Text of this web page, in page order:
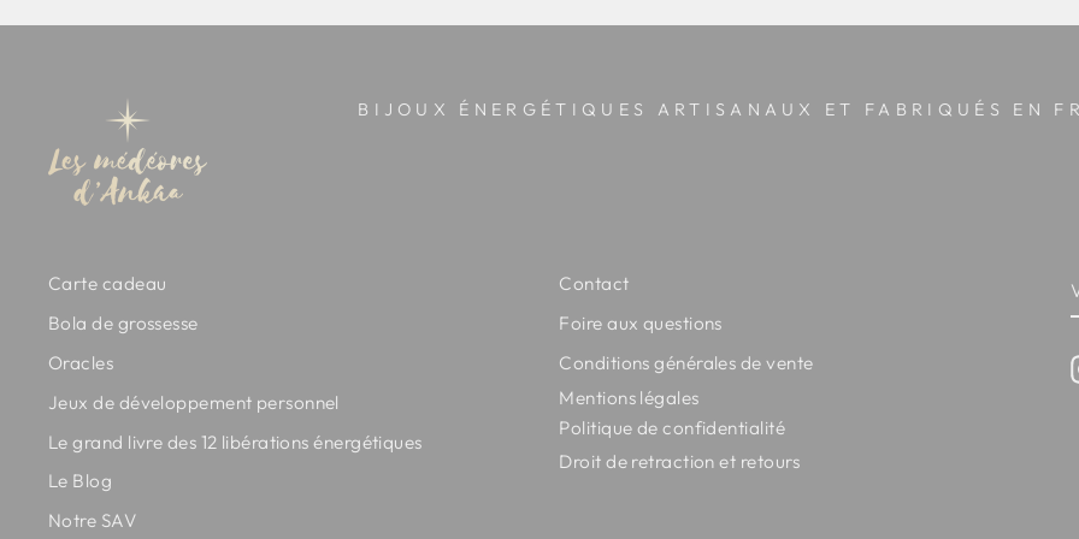
BIJOUX ÉNERGÉTIQUES ARTISANAUX ET FABRIQUÉS EN
Carte cadeau
Bola de grossesse
Oracles
Jeux de développement personnel
Le grand livre des 12 libérations énergétiques
Le Blog
Notre SAV
Contact
Foire aux questions
Conditions générales de vente
Mentions légales
Politique de confidentialité
Droit de retraction et retours